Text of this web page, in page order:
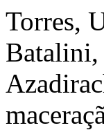
Torres,
Batalini,